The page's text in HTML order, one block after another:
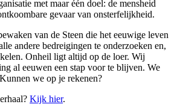
met maar één doel: de mensheid
gevaar van onsterfelijkheid.
van de Steen die het eeuwige leven
andere bedreigingen te onderzoeken en,
Onheil ligt altijd op de loer. Wij
al eeuwen een stap voor te blijven. We
we op je rekenen?
Kijk hier.